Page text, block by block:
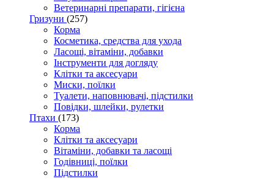
Ветеринарні препарати, гігієна
Гризуни (257)
Корма
Косметика, средства для ухода
Ласощі, вітаміни, добавки
Інструменти для догляду
Клітки та аксесуари
Миски, поїлки
Туалети, наповнювачі, підстилки
Повідки, шлейки, рулетки
Птахи (173)
Корма
Клітки та аксесуари
Вітаміни, добавки та ласощі
Годівниці, поїлки
Підстилки